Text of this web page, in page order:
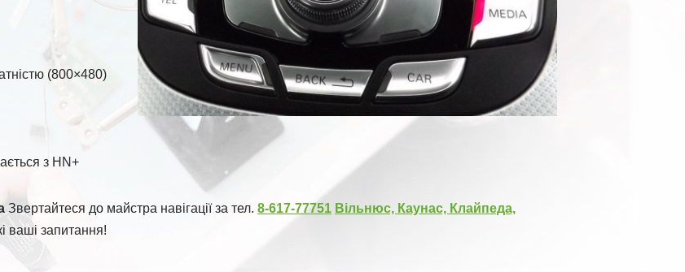
(800×480)
з HN+
Звертайтеся до майстра навігації за тел. 8-617-77751 Вільнюс, Каунас, Клайпеда,
ваші запитання!